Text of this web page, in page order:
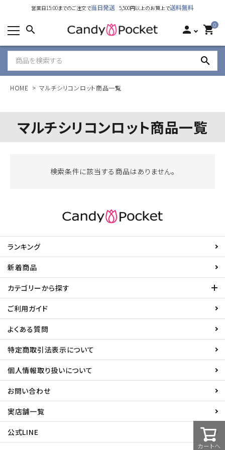
営業日15:00までのご注文で当日発送 5,500円以上のお買上で送料無料
search person 0
shopping_cart
search
HOME マルチシリコンロット商品一覧
カテゴリーから探す
ランキング
新着商品
ご利用ガイド
特定商取引法表示について
個人情報取り扱いについて
お問い合わせ
ACCOUNT MENU
ようこそ ゲスト 様
meeting_room ログイン person 新規会員登録
マルチシリコンロット商品一覧
検索条件に該当する商品はありません。
カートへ
ランキング
新着商品
カテゴリーから探す
ご利用ガイド
よくある質問
特定商取引法表示について
個人情報取り扱いについて
お問い合わせ
実店舗一覧
公式LINE